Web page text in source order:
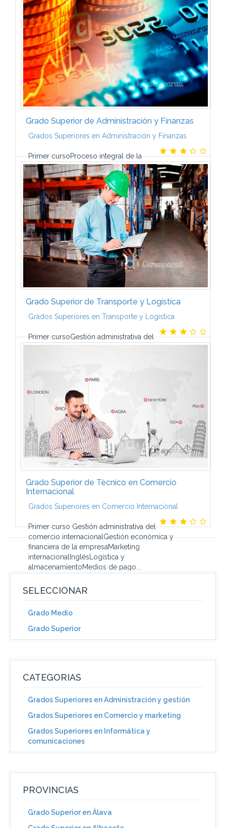
Formación y orientación profesionalSegundo curso
...
Grado Superior de Administración y Finanzas
Grados Superiores en Administración y Finanzas
Primer cursoProceso integral de la
actividad comercialComunicación y atención al
clienteInglésOfimática y proceso de
informaciónRR.HH. y responsabilidad social...
Grado Superior de Transporte y Logística
Grados Superiores en Transporte y Logística
Primer cursoGestión administrativa del
comercio internacionalGestión económica y
almacenamiento ...
Grado Superior de Técnico en Comercio
Internacional
Grados Superiores en Comercio Internacional
Primer curso Gestión administrativa del
comercio internacionalGestión económica y
financiera de la empresaMarketing
internacionalInglésLogística y
almacenamientoMedios de pago...
SELECCIONAR
Grado Medio
Grado Superior
CATEGORIAS
Grados Superiores en Administración y gestión
Grados Superiores en Comercio y marketing
Grados Superiores en Informática y
comunicaciones
PROVINCIAS
Grado Superior en Álava